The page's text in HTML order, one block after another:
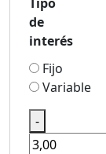
de
interés
Fijo
Variable
-